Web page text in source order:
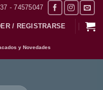
- 74575047
/ REGISTRARSE
y Novedades